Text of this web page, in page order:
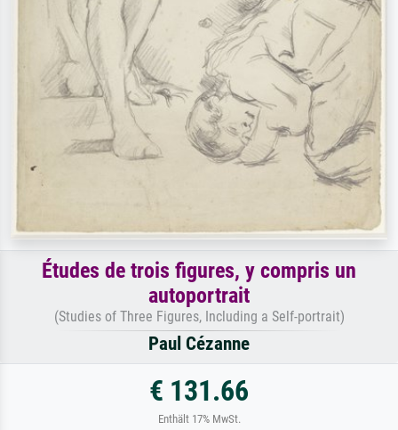
Études de trois figures, y compris un
autoportrait
(Studies of Three Figures, Including a Self-portrait)
Paul Cézanne
€ 131.66
Enthält 17% MwSt.